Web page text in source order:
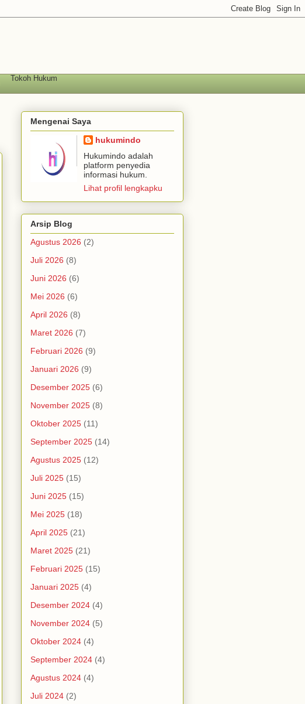
Tokoh Hukum
Mengenai Saya
hukumindo
Hukumindo adalah
platform penyedia
informasi hukum.
Lihat profil lengkapku
Arsip Blog
Agustus 2026 (2)
Juli 2026 (8)
Juni 2026 (6)
Mei 2026 (6)
April 2026 (8)
Maret 2026 (7)
Februari 2026 (9)
Januari 2026 (9)
Desember 2025 (6)
November 2025 (8)
Oktober 2025 (11)
September 2025 (14)
Agustus 2025 (12)
Juli 2025 (15)
Juni 2025 (15)
Mei 2025 (18)
April 2025 (21)
Maret 2025 (21)
Februari 2025 (15)
Januari 2025 (4)
Desember 2024 (4)
November 2024 (5)
Oktober 2024 (4)
September 2024 (4)
Agustus 2024 (4)
Juli 2024 (2)